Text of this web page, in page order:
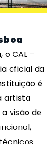
o CAL –
oficial da
é
artista
visão de